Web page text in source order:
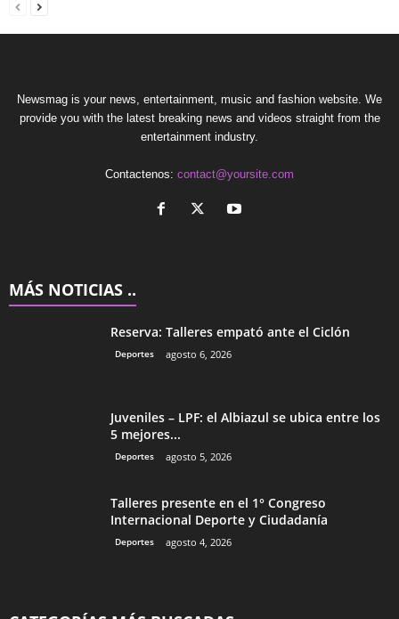
Newsmag is your news, entertainment, music and fashion website. We
provide you with the latest breaking news and videos straight from the
entertainment industry.
Contactenos: contact@yoursite.com
MÁS NOTICIAS ..
Reserva: Talleres empató ante el Ciclón
Deportes agosto 6, 2026
Juveniles – LPF: el Albiazul se ubica entre los
5 mejores...
Deportes agosto 5, 2026
Talleres presente en el 1° Congreso
Internacional Deporte y Ciudadanía
Deportes agosto 4, 2026